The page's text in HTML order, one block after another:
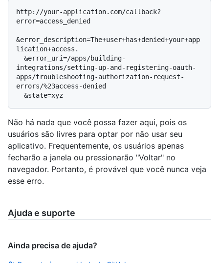
http://your-application.com/callback?
error=access_denied
&error_description=The+user+has+denied+your+app
lication+access.
integrations/setting-up-and-registering-oauth-
apps/troubleshooting-authorization-request-
errors/%23access-denied
Não há nada que você possa fazer aqui, pois os
usuários são livres para optar por não usar seu
aplicativo. Frequentemente, os usuários apenas
fecharão a janela ou pressionarão "Voltar" no
navegador. Portanto, é provável que você nunca veja
esse erro.
Ajuda e suporte
Ainda precisa de ajuda?